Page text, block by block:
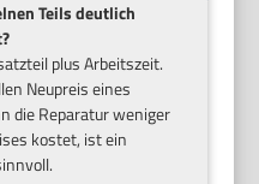
Teils deutlich
plus Arbeitszeit.
Neupreis eines
die Reparatur weniger
kostet, ist ein